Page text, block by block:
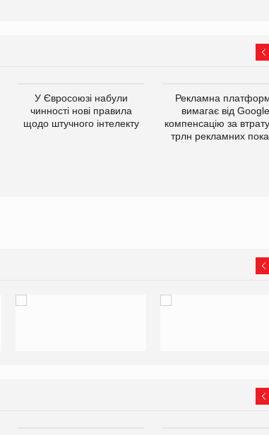
У Євросоюзі набули
чинності нові правила
щодо штучного інтелекту
Рекламна
вимагає від Google
компенсацію за
трлн рекламних